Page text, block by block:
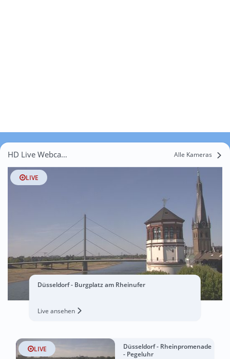
HD Live Webcams Einbrungen Alle Kameras
LIVE
Düsseldorf - Burgplatz am Rheinufer
Live ansehen
LIVE
Düsseldorf - Rheinpromenade
- Pegeluhr